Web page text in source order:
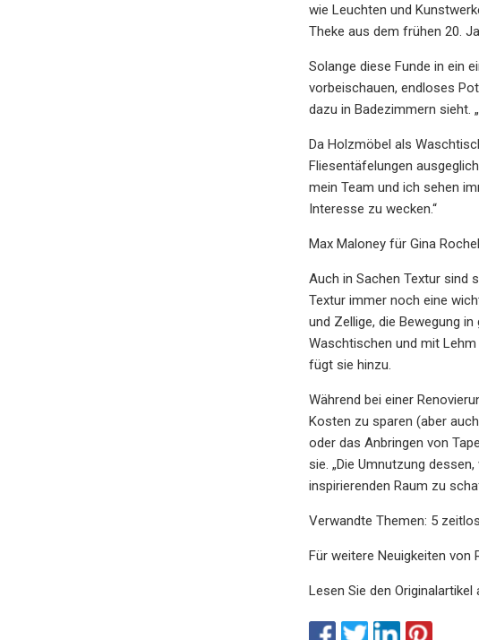
wie Leuchten und
Theke aus dem frühen 20.
Solange diese Funde in ein
vorbeischauen, endloses
dazu in Badezimmern sieht.
Da Holzmöbel als
Fliesentäfelungen
mein Team und ich sehen
Interesse zu wecken.“
Max Maloney für Gina
Auch in Sachen Textur sind
Textur immer noch eine
und Zellige, die Bewegung
Waschtischen und mit Lehm
fügt sie hinzu.
Während bei einer
Kosten zu sparen (aber
oder das Anbringen von
sie. „Die Umnutzung
inspirierenden Raum zu
Verwandte Themen: 5
Für weitere Neuigkeiten von
Lesen Sie den Originalartikel